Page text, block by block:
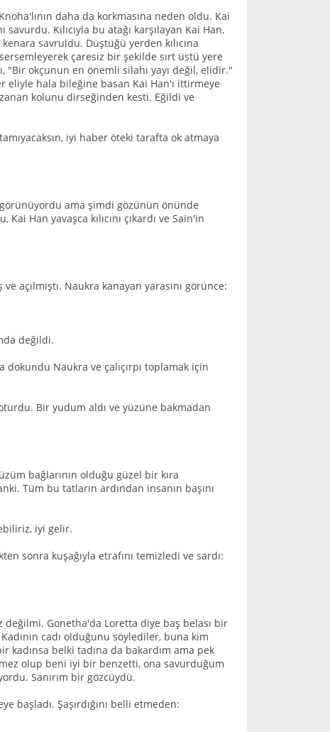
daha da korkmasına neden oldu. Kai
Kılıcıyla bu atağı karşılayan Kai Han,
savruldu. Düştüğü yerden kılıcına
çaresiz bir şekilde sırt üstü yere
"Bir okçunun en önemli silahı yayı değil, elidir."
eliyle hala bileğine basan Kai Han'ı ittirmeye
kolunu dirseğinden kesti. Eğildi ve
iyi haber öteki tarafta ok atmaya
ama şimdi gözünün önünde
Han yavaşca kılıcını çıkardı ve Sain'in
açılmıştı. Naukra kanayan yarasını görünce:
değildi.
Naukra ve çalıçırpı toplamak için
Bir yudum aldı ve yüzüne bakmadan
bağlarının olduğu güzel bir kıra
Tüm bu tatların ardından insanın başını
iyi gelir.
sonra kuşağıyla etrafını temizledi ve sardı:
değilmi. Gonetha'da Loretta diye baş belası bir
cadı olduğunu söylediler, buna kim
kadınsa belki tadına da bakardım ama pek
olup beni iyi bir benzetti, ona savurduğum
Sanırım bir gözcüydü.
başladı. Şaşırdığını belli etmeden: